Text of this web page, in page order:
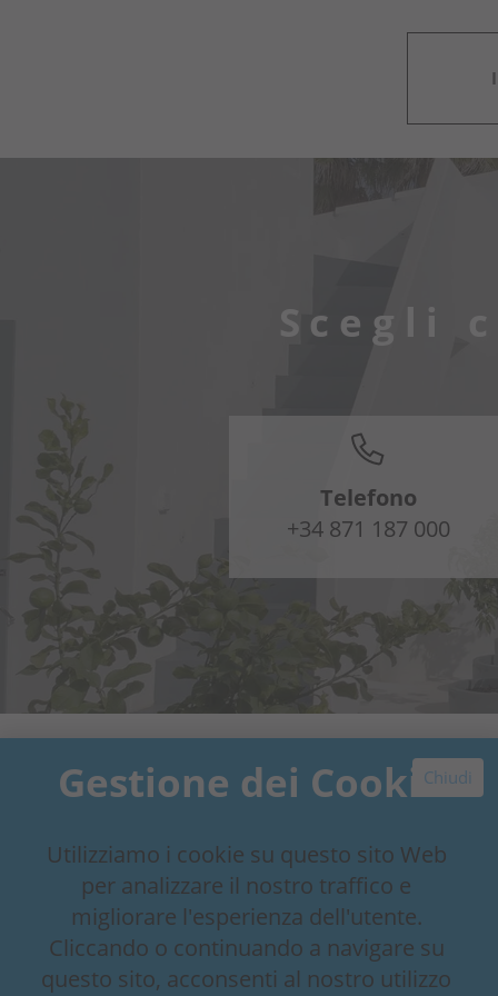
Chiudi
Gestione dei Cookie
Utilizziamo i cookie su questo sito Web
per analizzare il nostro traffico e
migliorare l'esperienza dell'utente.
Cliccando o continuando a navigare su
questo sito, acconsenti al nostro utilizzo
Scegli
Telefono
+34 871 187 000